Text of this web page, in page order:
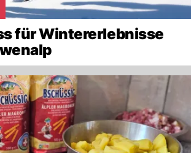
für Wintererlebnisse